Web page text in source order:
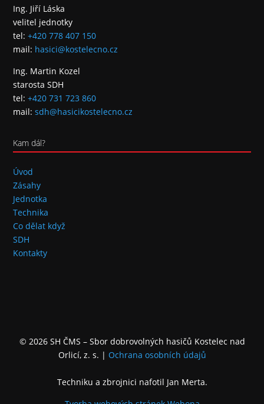
Ing. Jiří Láska
velitel jednotky
tel:+420 778 407 150
mail: hasici@kostelecno.cz
Ing. Martin Kozel
starosta SDH
tel:+420 731 723 860
mail:sdh@hasicikostelecno.cz
Kam dál?
Úvod
Zásahy
Jednotka
Technika
Co dělat když
SDH
Kontakty
© 2026 SH ČMS – Sbor dobrovolných hasičů Kostelec nad
Orlicí, z. s. | Ochrana osobních údajů
Techniku a zbrojnici nafotil Jan Merta.